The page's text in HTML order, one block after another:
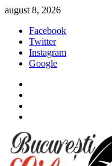
Sari
conținut
august 8, 2026
Facebook
Twitter
Instagram
Google